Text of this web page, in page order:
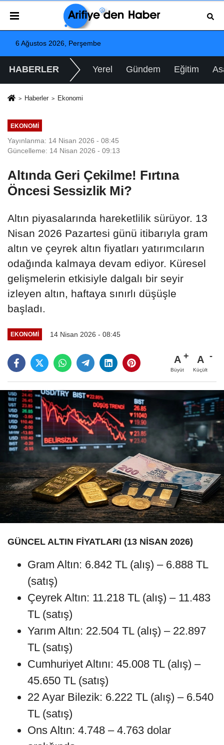
6 Ağustos 2026, Perşembe
HABERLER Yerel Gündem Eğitim
Haberler Ekonomi
EKONOMI
Yayınlanma: 14 Nisan 2026 - 08:45
Güncelleme: 14 Nisan 2026 - 09:13
Altında Geri Çekilme! Fırtına
Öncesi Sessizlik Mi?
Altın piyasalarında hareketlilik sürüyor. 13
Nisan 2026 Pazartesi günü itibarıyla gram
altın ve çeyrek altın fiyatları yatırımcıların
odağında kalmaya devam ediyor. Küresel
gelişmelerin etkisiyle dalgalı bir seyir
izleyen altın, haftaya sınırlı düşüşle
başladı.
EKONOMI 14 Nisan 2026 - 08:45
A
Büyüt
A
Küçült
GÜNCEL ALTIN FİYATLARI (13 NİSAN 2026)
Gram Altın: 6.842 TL (alış) – 6.888 TL
(satış)
Çeyrek Altın: 11.218 TL (alış) – 11.483
TL (satış)
Yarım Altın: 22.504 TL (alış) – 22.897
TL (satış)
Cumhuriyet Altını: 45.008 TL (alış) –
45.650 TL (satış)
22 Ayar Bilezik: 6.222 TL (alış) – 6.540
TL (satış)
Ons Altın: 4.748 – 4.763 dolar